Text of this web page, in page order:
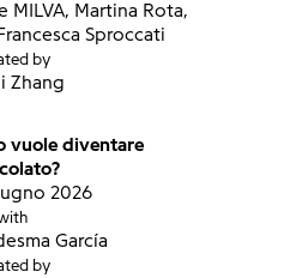
MILVA, Martina Rota,
Sproccati
by
Zhang
vuole diventare
2026
García
by